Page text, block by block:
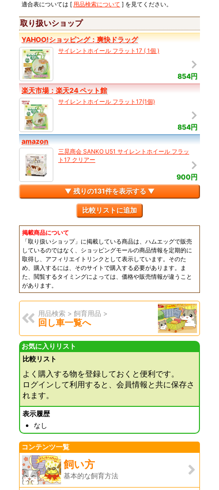
適合表については [ 用品検索について ] を見てください。
取り扱いショップ
YAHOO!ショッピング：爽快ドラッグ
サイレントホイール フラット17 ( 1個 )
854円
楽天市場：楽天24 ペット館
サイレントホイール フラット17(1個)
854円
amazon
三晃商会 SANKO U51 サイレントホイール フラッ
ト17 クリアー
900円
▼ 残りの131件を表示する ▼
比較リストに追加
掲載商品について
「取り扱いショップ」に掲載している商品は、ハムエッグで販売
しているのではなく、ショッピングモールの商品情報を定期的に
取得し、アフィリエイトリンクとして表示しています。そのた
め、購入するには、そのサイトで購入する必要があります。ま
た、閲覧するタイミングによっては、価格や販売情報が違うこと
があります。
用品検索 > 飼育用品 >
回し車一覧へ
お気に入りリスト
比較リスト
よく購入する物を登録しておくと便利です。
ログインして利用すると、会員情報と共に保存さ
れます。
表示履歴
なし
コンテンツ一覧
飼い方
基本的な飼育方法